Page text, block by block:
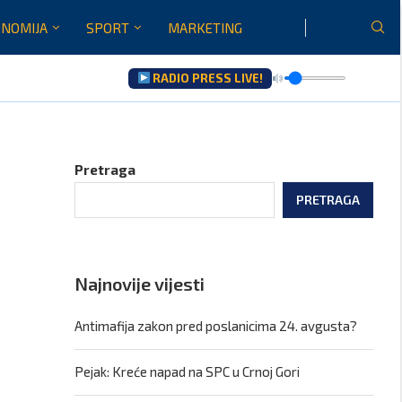
SPORT MARKETING
RADIO PRESS LIVE!
Pretraga
PRETRAGA
Najnovije vijesti
Antimafija zakon pred poslanicima 24. avgusta?
Pejak: Kreće napad na SPC u Crnoj Gori